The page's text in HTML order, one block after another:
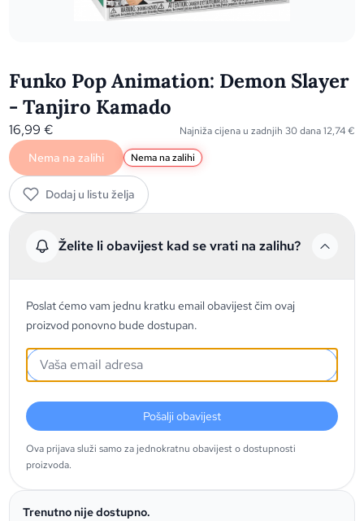
Funko Pop Animation: Demon Slayer
- Tanjiro Kamado
16,99€ Najniža cijena u zadnjih 30 dana12,74€
Nema na zalihi Nema na zalihi
Dodaj u listu želja
Želite li obavijest kad se vrati na zalihu?
Poslat ćemo vam jednu kratku email obavijest čim ovaj
proizvod ponovno bude dostupan.
Pošalji obavijest
Ova prijava služi samo za jednokratnu obavijest o dostupnosti
proizvoda.
Trenutno nije dostupno.